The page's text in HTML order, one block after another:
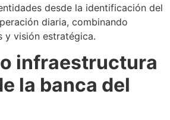
desde la identificación del
diaria, combinando
y visión estratégica.
infraestructura
la banca del